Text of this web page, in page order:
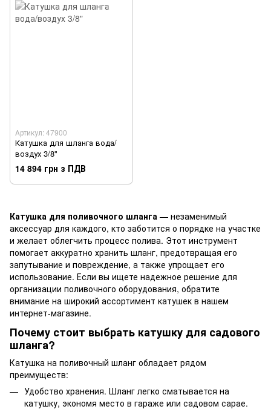
Артикул: 47900
Катушка для шланга вода/
воздух 3/8"
14 894 грн з ПДВ
Катушка для поливочного шланга — незаменимый
аксессуар для каждого, кто заботится о порядке на участке
и желает облегчить процесс полива. Этот инструмент
помогает аккуратно хранить шланг, предотвращая его
запутывание и повреждение, а также упрощает его
использование. Если вы ищете надежное решение для
организации поливочного оборудования, обратите
внимание на широкий ассортимент катушек в нашем
интернет-магазине.
Почему стоит выбрать катушку для садового
шланга?
Катушка на поливочный шланг обладает рядом
преимуществ:
Удобство хранения. Шланг легко сматывается на
катушку, экономя место в гараже или садовом сарае.